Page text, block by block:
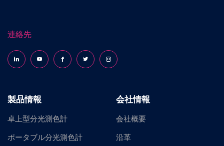
連絡先
Follow us on LinkedInFollow us on YouTubeFollow us on Facebook
Follow us on X (formerly Twitter)
Follow us on Instagram
製品情報
卓上型分光測色計
ポータブル分光測色計
会社情報
会社概要
沿革